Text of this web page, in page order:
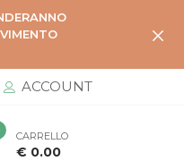
ACCOUNT
CARRELLO
€ 0.00